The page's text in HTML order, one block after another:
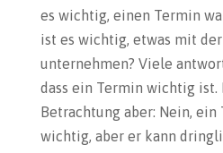
es wichtig, einen Termin
ist es wichtig, etwas mit
unternehmen? Viele
dass ein Termin wichtig ist.
Betrachtung aber: Nein,
wichtig, aber er kann